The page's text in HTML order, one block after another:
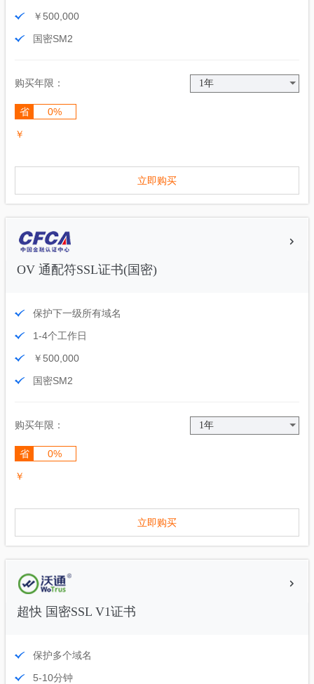
￥500,000
国密SM2
购买年限：
省 0%
￥
立即购买
OV 通配符SSL证书(国密)
保护下一级所有域名
1-4个工作日
￥500,000
国密SM2
购买年限：
省 0%
￥
立即购买
超快 国密SSL V1证书
保护多个域名
5-10分钟